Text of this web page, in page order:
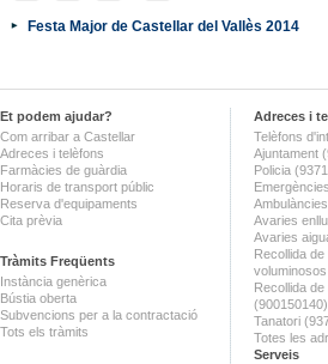
Festa Major de Castellar del Vallès 2014
Et podem ajudar?
Com arribar a Castellar
Adreces i telèfons
Farmàcies de guàrdia
Horaris de transport públic
Reserva d'equipaments
Cita prèvia
Tràmits Freqüents
Instància genèrica
Bústia oberta
Subvencions per a la contractació
Tots els tràmits
Adreces i
Telèfons
Ajuntament
Policia
Avaries
Avaries
Recollida
Recollida
(900150140)
Tanatori
Totes les
Serveis